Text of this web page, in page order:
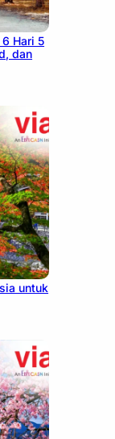
Hari 5
dan
untuk